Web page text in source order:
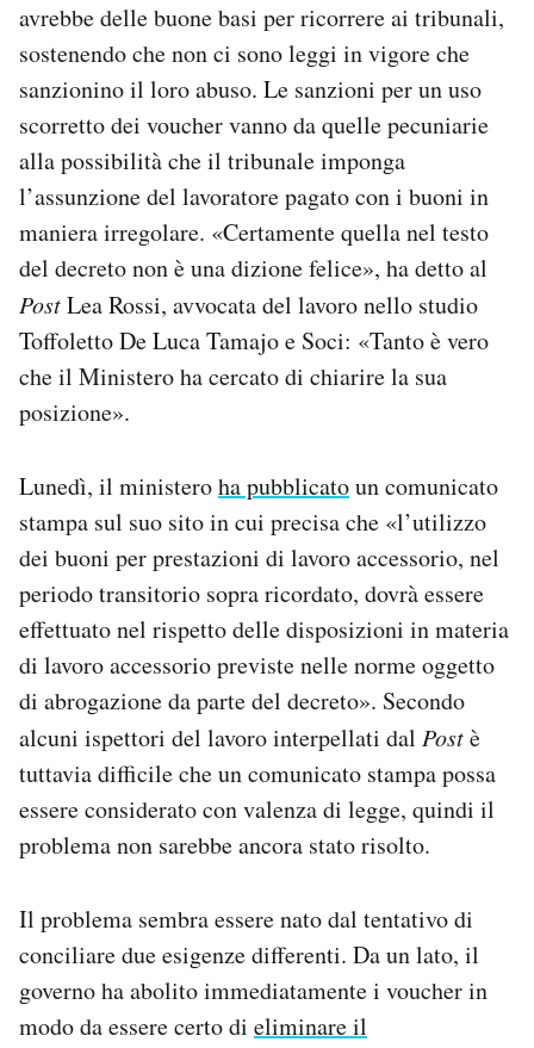
avrebbe delle buone basi per ricorrere ai tribunali,
sostenendo che non ci sono leggi in vigore che
sanzionino il loro abuso. Le sanzioni per un uso
scorretto dei voucher vanno da quelle pecuniarie
alla possibilità che il tribunale imponga
l’assunzione del lavoratore pagato con i buoni in
maniera irregolare. «Certamente quella nel testo
del decreto non è una dizione felice», ha detto al
PostLea Rossi, avvocata del lavoro nello studio
Toffoletto De Luca Tamajo e Soci: «Tanto è vero
che il Ministero ha cercato di chiarire la sua
posizione».
Lunedì, il ministeroha pubblicatoun comunicato
stampa sul suo sito in cui precisa che «l’utilizzo
dei buoni per prestazioni di lavoro accessorio, nel
periodo transitorio sopra ricordato, dovrà essere
effettuato nel rispetto delle disposizioni in materia
di lavoro accessorio previste nelle norme oggetto
di abrogazione da parte del decreto». Secondo
alcuni ispettori del lavoro interpellati dal Postè
tuttavia difficile che un comunicato stampa possa
essere considerato con valenza di legge, quindi il
problema non sarebbe ancora stato risolto.
Il problema sembra essere nato dal tentativo di
conciliare due esigenze differenti. Da un lato, il
governo ha abolito immediatamente i voucher in
modo da essere certo di eliminare il